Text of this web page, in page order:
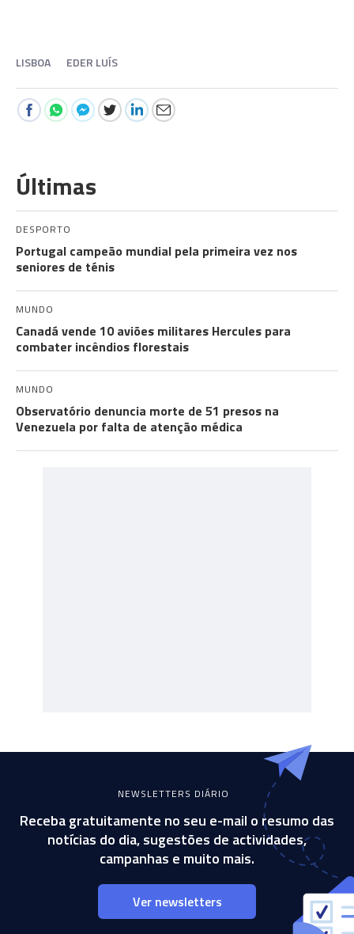
LISBOA EDER LUÍS
Últimas
DESPORTO
Portugal campeão mundial pela primeira vez nos
seniores de ténis
MUNDO
Canadá vende 10 aviões militares Hercules para
combater incêndios florestais
MUNDO
Observatório denuncia morte de 51 presos na
Venezuela por falta de atenção médica
NEWSLETTERS DIÁRIO
Receba gratuitamente no seu e-mail o resumo das
notícias do dia, sugestões de actividades,
campanhas e muito mais.
Ver newsletters